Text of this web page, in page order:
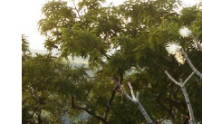
mostrar a polpa. A pele é bem
frutinhas possui duas sementes,
Duas frutinhas ao lado de um
domingo, após a colheita.